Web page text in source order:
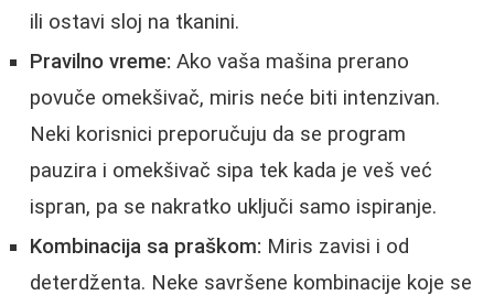
ili ostavi sloj na tkanini.
Pravilno vreme: Ako vaša mašina prerano
povuče omekšivač, miris neće biti intenzivan.
Neki korisnici preporučuju da se program
pauzira i omekšivač sipa tek kada je veš već
ispran, pa se nakratko uključi samo ispiranje.
Kombinacija sa praškom: Miris zavisi i od
deterdženta. Neke savršene kombinacije koje se